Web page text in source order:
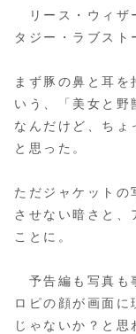
リース・ウィザ
タジー・ラブスト
まず豚の鼻と耳を
いう、「美女と野
なんだけど、ちょ
と思った。
ただジャケットの
させない暗さと、
ことに。
予告編も写真も
ロピの顔が画面
じゃないか？と思